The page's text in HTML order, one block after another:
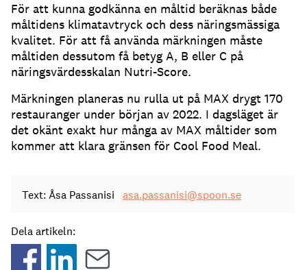
För att kunna godkänna en måltid beräknas både
måltidens klimatavtryck och dess näringsmässiga
kvalitet. För att få använda märkningen måste
måltiden dessutom få betyg A, B eller C på
näringsvärdesskalan Nutri-Score.
Märkningen planeras nu rulla ut på MAX drygt 170
restauranger under början av 2022. I dagsläget är
det okänt exakt hur många av MAX måltider som
kommer att klara gränsen för Cool Food Meal.
Text: Åsa Passanisi asa.passanisi@spoon.se
Dela artikeln: